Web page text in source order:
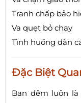
Tranh chấp bảo
Va quẹt bỏ chạy
Tình huống dàn
Đặc Biệt
Ban đêm luôn là